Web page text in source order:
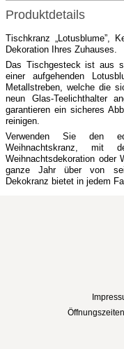
Produktdetails
Tischkranz „Lotusblume”,
Dekoration Ihres Zuhauses.
Das Tischgesteck ist aus
einer aufgehenden
Metallstreben, welche die
neun Glas-Teelichthalter
garantieren ein sicheres
reinigen.
Verwenden Sie den
Weihnachtskranz,
Weihnachtsdekoration oder
ganze Jahr über von
Dekokranz bietet in jedem
Öffnungszeiten